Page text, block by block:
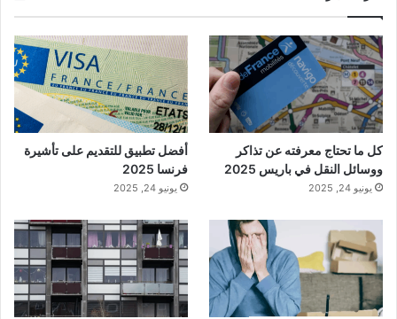
كل ما تحتاج معرفته عن تذاكر
ووسائل النقل في باريس 2025
يونيو 24, 2025
أفضل تطبيق للتقديم على تأشيرة
فرنسا 2025
يونيو 24, 2025